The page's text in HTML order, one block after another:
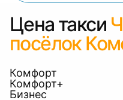
Цена такси
посёлок
Комфорт
Комфорт+
Бизнес